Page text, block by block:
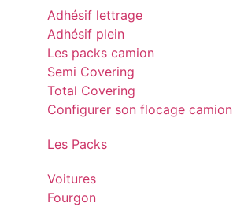
Adhésif lettrage
Adhésif plein
Les packs camion
Semi Covering
Total Covering
Configurer son flocage camion
Les Packs
Voitures
Fourgon